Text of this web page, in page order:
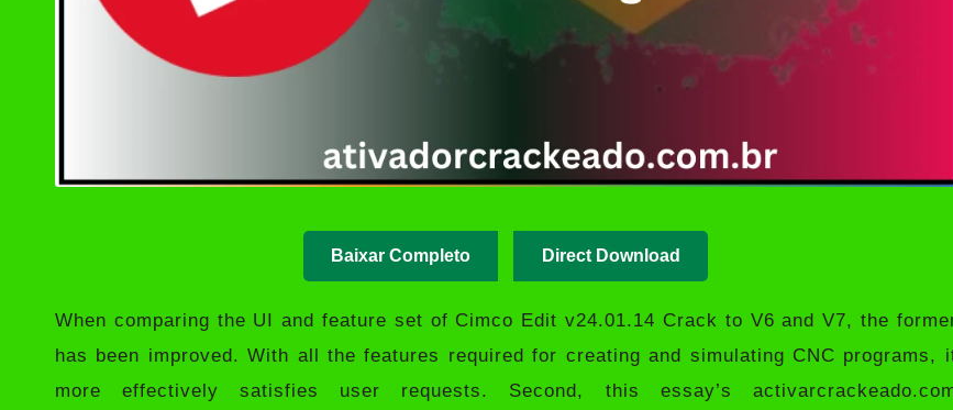
Baixar Completo Direct Download
When comparing the UI and feature set of Cimco Edit v24.01.14 Crack to V6 and V7, the
has been improved. With all the features required for creating and simulating CNC programs,
more effectively satisfies user requests. Second, this essay’s